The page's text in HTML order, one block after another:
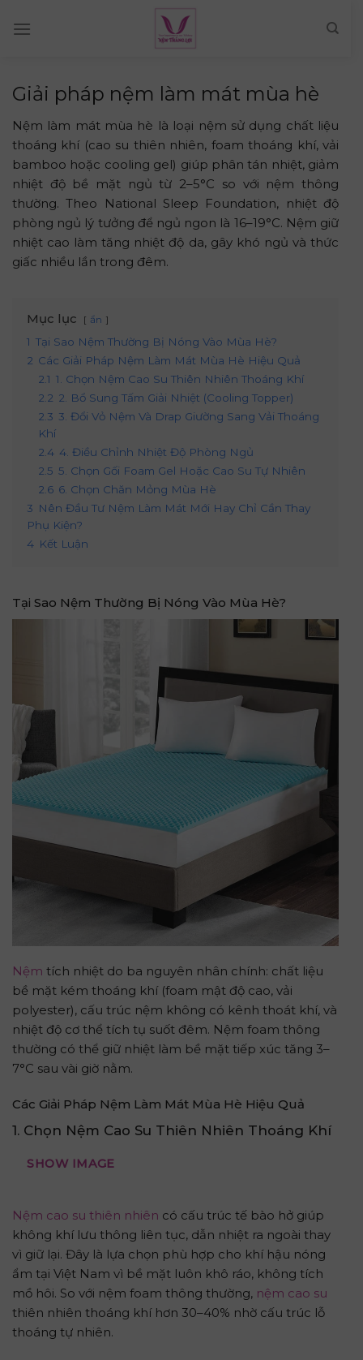
Giải pháp nệm làm mát mùa hè
Nệm làm mát mùa hè là loại nệm sử dụng chất liệu
thoáng khí (cao su thiên nhiên, foam thoáng khí, vải
bamboo hoặc cooling gel) giúp phân tán nhiệt, giảm
nhiệt độ bề mặt ngủ từ 2–5°C so với nệm thông
thường. Theo National Sleep Foundation, nhiệt độ
phòng ngủ lý tưởng để ngủ ngon là 16–19°C. Nệm giữ
nhiệt cao làm tăng nhiệt độ da, gây khó ngủ và thức
giấc nhiều lần trong đêm.
Mục lục ẩn
1 Tại Sao Nệm Thường Bị Nóng Vào Mùa Hè?
2 Các Giải Pháp Nệm Làm Mát Mùa Hè Hiệu Quả
2.1 1. Chọn Nệm Cao Su Thiên Nhiên Thoáng Khí
2.2 2. Bổ Sung Tấm Giải Nhiệt (Cooling Topper)
2.3 3. Đổi Vỏ Nệm Và Drap Giường Sang Vải Thoáng
Khí
2.4 4. Điều Chỉnh Nhiệt Độ Phòng Ngủ
2.5 5. Chọn Gối Foam Gel Hoặc Cao Su Tự Nhiên
2.6 6. Chọn Chăn Mỏng Mùa Hè
3 Nên Đầu Tư Nệm Làm Mát Mới Hay Chỉ Cần Thay
Phụ Kiện?
4 Kết Luận
Tại Sao Nệm Thường Bị Nóng Vào Mùa Hè?
Nệm tích nhiệt do ba nguyên nhân chính: chất liệu
bề mặt kém thoáng khí (foam mật độ cao, vải
polyester), cấu trúc nệm không có kênh thoát khí, và
nhiệt độ cơ thể tích tụ suốt đêm. Nệm foam thông
thường có thể giữ nhiệt làm bề mặt tiếp xúc tăng 3–
7°C sau vài giờ nằm.
Các Giải Pháp Nệm Làm Mát Mùa Hè Hiệu Quả
1. Chọn Nệm Cao Su Thiên Nhiên Thoáng Khí
SHOW IMAGE
Nệm cao su thiên nhiên có cấu trúc tế bào hở giúp
không khí lưu thông liên tục, dẫn nhiệt ra ngoài thay
vì giữ lại. Đây là lựa chọn phù hợp cho khí hậu nóng
ẩm tại Việt Nam vì bề mặt luôn khô ráo, không tích
mồ hôi. So với nệm foam thông thường, nệm cao su
thiên nhiên thoáng khí hơn 30–40% nhờ cấu trúc lỗ
thoáng tự nhiên.